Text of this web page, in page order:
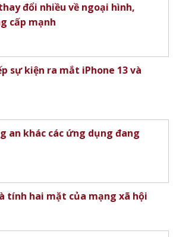
đổi nhiều về ngoại hình,
cấp mạnh
sự kiện ra mắt iPhone 13 và
an khác các ứng dụng đang
tính hai mặt của mạng xã hội